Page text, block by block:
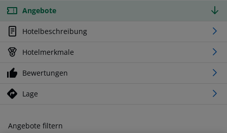
Angebote
Hotelbeschreibung
Hotelmerkmale
Bewertungen
Lage
Angebote filtern